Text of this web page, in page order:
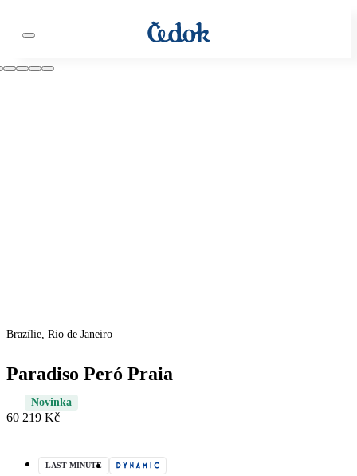
Brazílie, Rio de Janeiro
Paradiso Peró Praia
Novinka
60 219 Kč
LAST MINUTE